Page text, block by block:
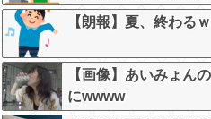
【朗報】夏、終わる
【画像】あいみょん
にwwww